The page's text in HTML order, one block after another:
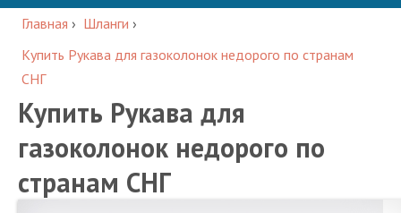
Главная › Шланги ›
Купить Рукава для газоколонок недорого по странам
СНГ
Купить Рукава для
газоколонок недорого по
странам СНГ